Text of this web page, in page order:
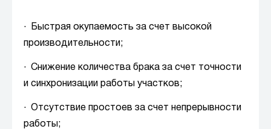
· Быстрая окупаемость за счет высокой
производительности;
· Снижение количества брака за счет точности
и синхронизации работы участков;
· Отсутствие простоев за счет непрерывности
работы;